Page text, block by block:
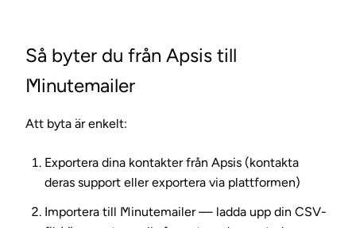
Så byter du från Apsis till
Minutemailer
Att byta är enkelt:
Exportera dina kontakterfrån Apsis (kontakta
deras support eller exportera via plattformen)
Importera till Minutemailer— ladda upp din CSV-